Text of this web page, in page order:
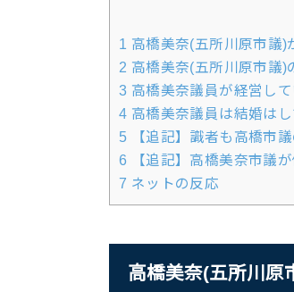
1 高橋美奈(五所川原市議)
2 高橋美奈(五所川原市議)
3 高橋美奈議員が経営し
4 高橋美奈議員は結婚は
5 【追記】識者も高橋市
6 【追記】高橋美奈市議
7 ネットの反応
高橋美奈(五所川原